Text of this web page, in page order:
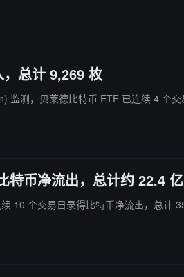
总计 9,269 枚
测，贝莱德比特币 ETF 已连续 4 个
特币净流出，总计约 22.4
10 个交易日录得比特币净流出，总计